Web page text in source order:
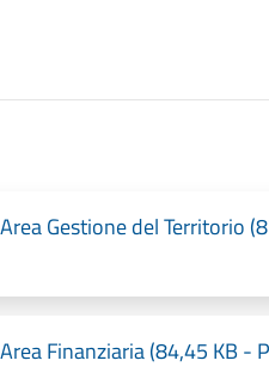
Gestione del Territorio
Finanziaria (84,45 KB